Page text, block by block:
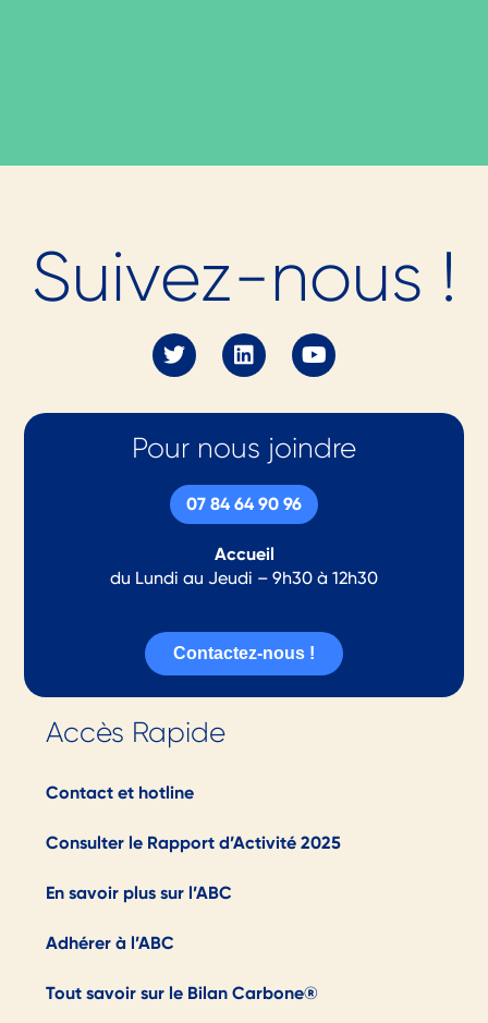
rejoindre en tant
qu'adhérent.e en
2026 ?
(re)Découvrez nos offres
Suivez-nous !
Pour nous joindre
07 84 64 90 96
Accueil
du Lundi au Jeudi – 9h30 à 12h30
Contactez-nous !
Accès Rapide
Contact et hotline
Consulter le Rapport d’Activité 2025
En savoir plus sur l’ABC
Adhérer à l’ABC
Tout savoir sur le Bilan Carbone®